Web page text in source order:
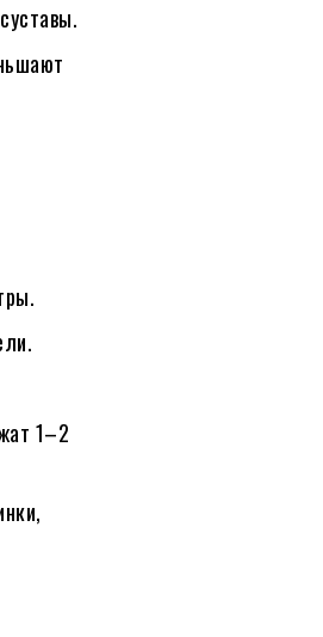
1–2